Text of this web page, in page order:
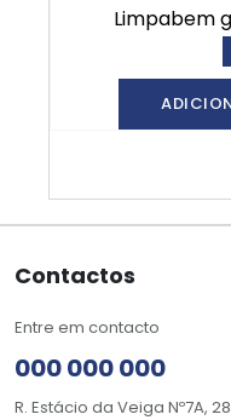
limpabem
Contactos
Entre em contacto
000 000 000
R. Estácio da Veiga Nº7A,